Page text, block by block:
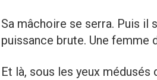
Sa mâchoire se serra. Puis il
puissance brute. Une femme
Et là, sous les yeux